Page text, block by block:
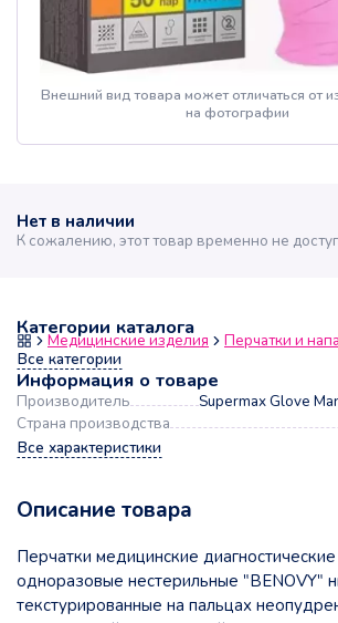
Внешний вид товара может отличаться от
на фотографии
Категории каталога
Медицинские изделия
Перчатки и
Все категории
Информация о товаре
Производитель
Supermax Glove
Страна производства
Все характеристики
Описание товара
Перчатки медицинские
одноразовые нестерильные "BENOVY"
текстурированные на пальцах
Нет в наличии
К сожалению, этот товар временно не